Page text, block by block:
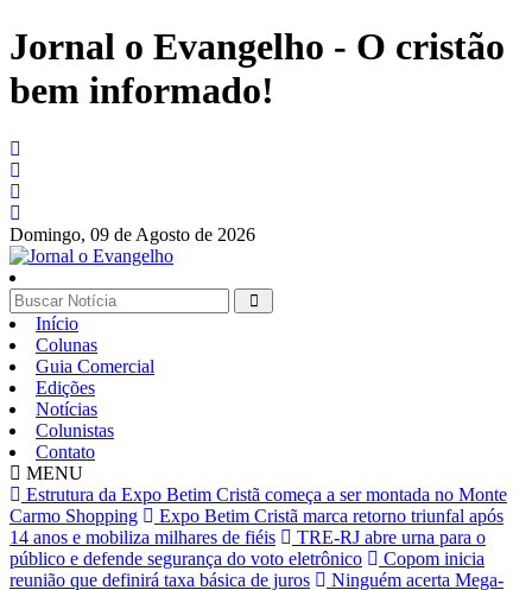
Jornal o Evangelho - O cristão
bem informado!
Domingo, 09 de Agosto de 2026
Início
Colunas
Guia Comercial
Edições
Notícias
Colunistas
Contato
MENU
Estrutura da Expo Betim Cristã começa a ser montada no Monte
Carmo Shopping
Expo Betim Cristã marca retorno triunfal após
14 anos e mobiliza milhares de fiéis
TRE-RJ abre urna para o
público e defende segurança do voto eletrônico
Copom inicia
reunião que definirá taxa básica de juros
Ninguém acerta Mega-